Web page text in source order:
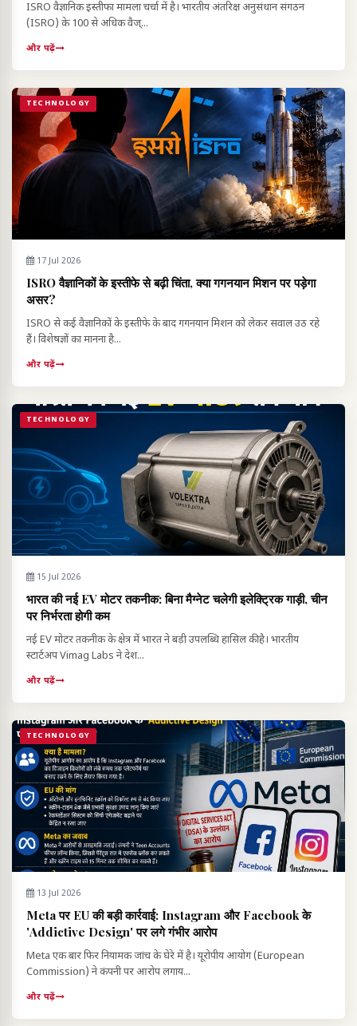
ISRO वैज्ञानिक इस्तीफा मामला चर्चा में है। भारतीय अंतरिक्ष अनुसंधान संगठन
(ISRO) के 100 से अधिक वैज्...
और पढ़ें
TECHNOLOGY
17 Jul 2026
ISRO वैज्ञानिकों के इस्तीफे से बढ़ी चिंता, क्या गगनयान मिशन पर पड़ेगा
असर?
ISRO से कई वैज्ञानिकों के इस्तीफे के बाद गगनयान मिशन को लेकर सवाल उठ रहे
हैं। विशेषज्ञों का मानना है...
और पढ़ें
TECHNOLOGY
15 Jul 2026
भारत की नई EV मोटर तकनीक: बिना मैग्नेट चलेगी इलेक्ट्रिक गाड़ी, चीन
पर निर्भरता होगी कम
नई EV मोटर तकनीक के क्षेत्र में भारत ने बड़ी उपलब्धि हासिल की है। भारतीय
स्टार्टअप Vimag Labs ने देश...
और पढ़ें
TECHNOLOGY
13 Jul 2026
Meta पर EU की बड़ी कार्रवाई: Instagram और Facebook के
'Addictive Design' पर लगे गंभीर आरोप
Meta एक बार फिर नियामक जांच के घेरे में है। यूरोपीय आयोग (European
Commission) ने कंपनी पर आरोप लगाय...
और पढ़ें